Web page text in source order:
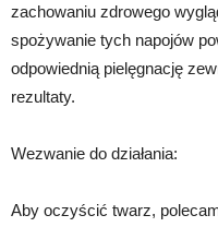
zachowaniu zdrowego
spożywanie tych napojów
odpowiednią pielęgnację
rezultaty.
Wezwanie do działania:
Aby oczyścić twarz,